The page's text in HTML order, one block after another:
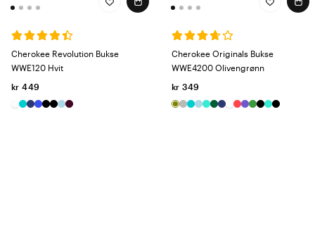
Cherokee Revolution Bukse
WWE120 Hvit
kr 449
Cherokee Originals Bukse
WWE4200 Olivengrønn
kr 349